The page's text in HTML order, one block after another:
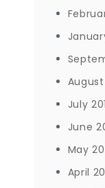
August
July
June
May
April